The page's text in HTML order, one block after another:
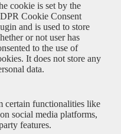
cookie is set by the
Cookie Consent
and is used to store
or not user has
to the use of
It does not store any
data.
certain functionalities like
social media platforms,
features.